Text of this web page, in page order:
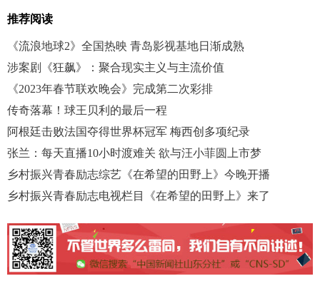
推荐阅读
《流浪地球2》全国热映 青岛影视基地日渐成熟
涉案剧《狂飙》：聚合现实主义与主流价值
《2023年春节联欢晚会》完成第二次彩排
传奇落幕！球王贝利的最后一程
阿根廷击败法国夺得世界杯冠军 梅西创多项纪录
张兰：每天直播10小时渡难关 欲与汪小菲圆上市梦
乡村振兴青春励志综艺《在希望的田野上》今晚开播
乡村振兴青春励志电视栏目《在希望的田野上》来了